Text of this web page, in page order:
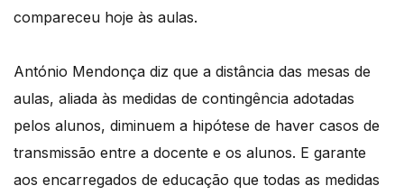
compareceu hoje às aulas.
António Mendonça diz que a distância das mesas de
aulas, aliada às medidas de contingência adotadas
pelos alunos, diminuem a hipótese de haver casos de
transmissão entre a docente e os alunos. E garante
aos encarregados de educação que todas as medidas